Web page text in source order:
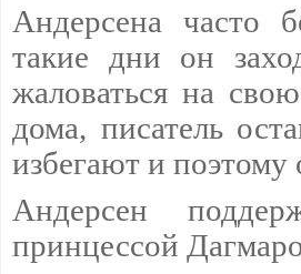
Андерсена часто
такие дни он
жаловаться на
дома, писатель
избегают и поэтому
Андерсен
принцессой